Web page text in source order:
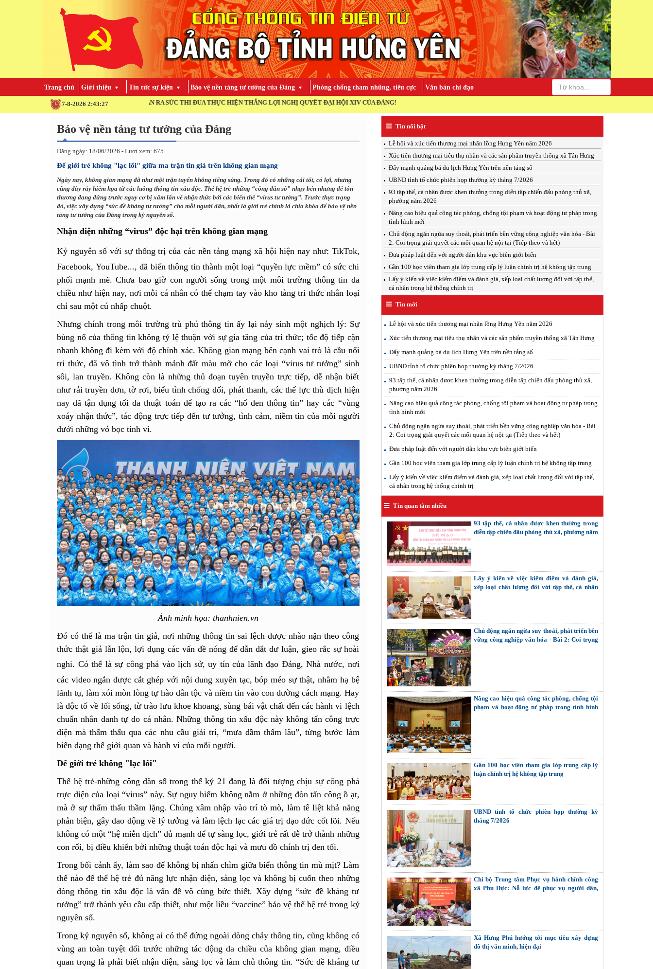
Trang chủ Giới thiệu Tin tức sự kiện Bảo vệ nền tảng tư tưởng của Đảng Phòng chống tham nhũng, tiêu cực Văn bản chỉ đạo
7-8-2026 2:43:28
TOÀN ĐẢNG, TOÀN DÂN, TOÀN QUÂN RA SỨC THI ĐUA THỰC HIỆN THẮNG LỢI NGHỊ QUYẾT ĐẠI HỘI XIV CỦA ĐẢNG!
Bảo vệ nền tảng tư tưởng của Đảng
Đăng ngày: 18/06/2026 - Lượt xem: 675
Để giới trẻ không "lạc lối" giữa ma trận tin giả trên không gian mạng
Ngày nay, không gian mạng đã như một trận tuyến không tiếng súng. Trong đó có những cái tốt, có lợi, nhưng
cũng đầy rẫy hiểm họa từ các luồng thông tin xấu độc. Thế hệ trẻ-những “công dân số” nhạy bén nhưng dễ tổn
thương đang đứng trước nguy cơ bị xâm lấn về nhận thức bởi các biến thể “virus tư tưởng”. Trước thực trạng
đó, việc xây dựng “sức đề kháng tư tưởng” cho mỗi người dân, nhất là giới trẻ chính là chìa khóa để bảo vệ nền
tảng tư tưởng của Đảng trong kỷ nguyên số.
Nhận diện những “virus” độc hại trên không gian mạng
Kỷ nguyên số với sự thống trị của các nền tảngmạng xã hội hiện nay như: TikTok,
Facebook, YouTube..., đã biến thông tin thành một loại “quyền lực mềm” có sức chi
phối mạnh mẽ. Chưa bao giờ con người sống trong một môi trường thông tin đa
chiều như hiện nay, nơi mỗi cá nhân có thể chạm tay vào kho tàng tri thức nhân loại
chỉ sau một cú nhấp chuột.
Nhưng chính trong môi trường trù phú thông tin ấy lại nảy sinh một nghịch lý: Sự
bùng nổ của thông tin không tỷ lệ thuận với sự gia tăng của tri thức; tốc độ tiếp cận
nhanh không đi kèm với độ chính xác. Không gian mạng bên cạnh vai trò là cầu nối
tri thức, đã vô tình trở thành mảnh đất màu mỡ cho các loại “virus tư tưởng” sinh
sôi, lan truyền. Không còn là những thủ đoạn tuyên truyền trực tiếp, dễ nhận biết
như rải truyền đơn, tờ rơi, biểu tình chống đối, phát thanh, các thế lực thù địch hiện
nay đã tận dụng tối đa thuật toán để tạo ra các “hố đen thông tin” hay các “vùng
xoáy nhận thức”, tác động trực tiếp đến tư tưởng, tình cảm, niềm tin của mỗi người
dưới những vỏ bọc tinh vi.
Ảnh minh họa: thanhnien.vn
Đó có thể là ma trận tin giả, nơi những thông tin sai lệch được nhào nặn theo công
thức thật giả lẫn lộn, lợi dụng các vấn đề nóng để dẫn dắt dư luận, gieo rắc sự hoài
nghi. Có thể là sự công phá vào lịch sử, uy tín của lãnh đạo Đảng, Nhà nước, nơi
các video ngắn được cắt ghép với nội dung xuyên tạc, bóp méo sự thật, nhằm hạ bệ
lãnh tụ, làm xói mòn lòng tự hào dân tộc và niềm tin vào con đường cách mạng. Hay
là độc tố về lối sống, từ trào lưu khoe khoang, sùng bái vật chất đến các hành vi lệch
chuẩn nhân danh tự do cá nhân. Những thông tin xấu độc này không tấn công trực
diện mà thẩm thấu qua các nhu cầu giải trí, “mưa dầm thấm lâu”, từng bước làm
biến dạng thế giới quan và hành vi của mỗi người.
Để giới trẻ không "lạc lối"
Thế hệ trẻ-những công dân số trong thế kỷ 21 đang là đối tượng chịu sự công phá
trực diện của loại “virus” này. Sự nguy hiểm không nằm ở những đòn tấn công ồ ạt,
mà ở sự thẩm thấu thầm lặng. Chúng xâm nhập vào trí tò mò, làm tê liệt khả năng
phản biện, gây dao động về lý tưởng và làm lệch lạc các giá trị đạo đức cốt lõi. Nếu
không có một “hệ miễn dịch” đủ mạnh để tự sàng lọc, giới trẻ rất dễ trở thành những
con rối, bị điều khiển bởi những thuật toán độc hại và mưu đồ chính trị đen tối.
Trong bối cảnh ấy, làm sao để không bị nhấn chìm giữa biển thông tin mù mịt? Làm
thế nào để thế hệ trẻ đủ năng lực nhận diện, sàng lọc và không bị cuốn theo những
dòng thông tin xấu độc là vấn đề vô cùng bức thiết. Xây dựng “sức đề kháng tư
tưởng” trở thành yêu cầu cấp thiết, như một liều “vaccine” bảo vệ thế hệ trẻ trong kỷ
nguyên số.
Trong kỷ nguyên số, không ai có thể đứng ngoài dòng chảy thông tin, cũng không có
vùng an toàn tuyệt đối trước những tác động đa chiều của không gian mạng, điều
quan trọng là phải biết nhận diện, sàng lọc và làm chủ thông tin. “Sức đề kháng tư
Tin nổi bật
Lễ hội và xúc tiến thương mại nhãn lồng Hưng Yên năm 2026
Xúc tiến thương mại tiêu thụ nhãn và các sản phẩm truyền thống xã Tân Hưng
Đẩy mạnh quảng bá du lịch Hưng Yên trên nền tảng số
UBND tỉnh tổ chức phiên họp thường kỳ tháng 7/2026
93 tập thể, cá nhân được khen thưởng trong diễn tập chiến đấu phòng thủ xã,
phường năm 2026
Nâng cao hiệu quả công tác phòng, chống tội phạm và hoạt động tư pháp trong
tình hình mới
Chủ động ngăn ngừa suy thoái, phát triển bền vững công nghiệp văn hóa - Bài
2: Coi trọng giải quyết các mối quan hệ nội tại (Tiếp theo và hết)
Đưa pháp luật đến với người dân khu vực biên giới biển
Gần 100 học viên tham gia lớp trung cấp lý luận chính trị hệ không tập trung
Lấy ý kiến về việc kiểm điểm và đánh giá, xếp loại chất lượng đối với tập thể,
cá nhân trong hệ thống chính trị
Tin mới
Lễ hội và xúc tiến thương mại nhãn lồng Hưng Yên năm 2026
Xúc tiến thương mại tiêu thụ nhãn và các sản phẩm truyền thống xã Tân Hưng
Đẩy mạnh quảng bá du lịch Hưng Yên trên nền tảng số
UBND tỉnh tổ chức phiên họp thường kỳ tháng 7/2026
93 tập thể, cá nhân được khen thưởng trong diễn tập chiến đấu phòng thủ xã,
phường năm 2026
Nâng cao hiệu quả công tác phòng, chống tội phạm và hoạt động tư pháp trong
tình hình mới
Chủ động ngăn ngừa suy thoái, phát triển bền vững công nghiệp văn hóa - Bài
2: Coi trọng giải quyết các mối quan hệ nội tại (Tiếp theo và hết)
Đưa pháp luật đến với người dân khu vực biên giới biển
Gần 100 học viên tham gia lớp trung cấp lý luận chính trị hệ không tập trung
Lấy ý kiến về việc kiểm điểm và đánh giá, xếp loại chất lượng đối với tập thể,
cá nhân trong hệ thống chính trị
Tin quan tâm nhiều
93 tập thể, cá nhân được khen thưởng trong
diễn tập chiến đấu phòng thủ xã, phường năm
Lấy ý kiến về việc kiểm điểm và đánh giá,
xếp loại chất lượng đối với tập thể, cá nhân
Chủ động ngăn ngừa suy thoái, phát triển bền
vững công nghiệp văn hóa - Bài 2: Coi trọng
Nâng cao hiệu quả công tác phòng, chống tội
phạm và hoạt động tư pháp trong tình hình
Gần 100 học viên tham gia lớp trung cấp lý
luận chính trị hệ không tập trung
UBND tỉnh tổ chức phiên họp thường kỳ
tháng 7/2026
Chi bộ Trung tâm Phục vụ hành chính công
xã Phụ Dực: Nỗ lực để phục vụ người dân,
Xã Hưng Phú hướng tới mục tiêu xây dựng
đô thị văn minh, hiện đại